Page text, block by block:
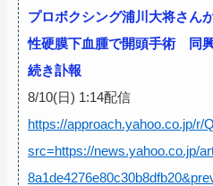
プロボクシング浦川大将さ
性硬膜下血腫で開頭手術 同
続き訃報
8/10(日) 1:14配信
https://approach.yahoo.co.jp/r/
src=https://news.yahoo.co.jp/